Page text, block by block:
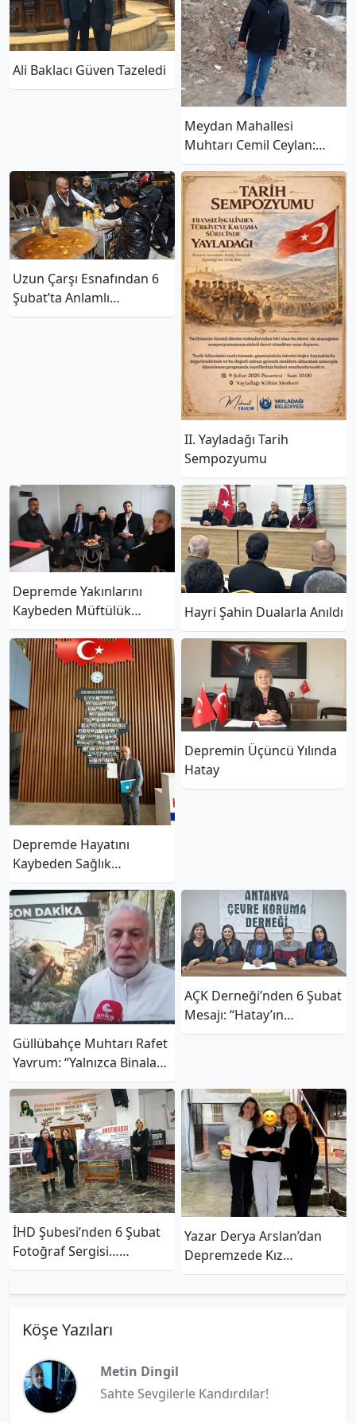
Ali Baklacı Güven Tazeledi
Meydan Mahallesi
Muhtarı Cemil Ceylan:
“Tayfur Sökmen Caddesi
İçin Muhatap
Bulamıyoruz”
Uzun Çarşı Esnafından 6
Şubat’ta Anlamlı
Dayanışma
II. Yayladağı Tarih
Sempozyumu
Depremde Yakınlarını
Kaybeden Müftülük
Personelini Ziyaret Ettiler
Hayri Şahin Dualarla Anıldı
Depremde Hayatını
Kaybeden Sağlık
Çalışanlarının İsimleri
Servislere Verilsin
Depremin Üçüncü Yılında
Hatay
Güllübahçe Muhtarı Rafet
Yavrum: “Yalnızca Binalar
Değil, Tarihimiz De Yıkıldı”
AÇK Derneği’nden 6 Şubat
Mesajı: “Hatay’ın
Hafızasını Yaşatmaya
İHD Şubesi’nden 6 Şubat
Fotoğraf Sergisi…
“Unutmamak Ve
Yazar Derya Arslan’dan
Depremzede Kız
Çocuklarına Eğitim
Desteği
Köşe Yazıları
Metin Dingil
Sahte Sevgilerle Kandırdılar!